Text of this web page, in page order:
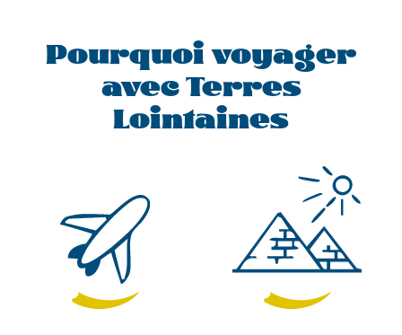
Pourquoi voyager
avec Terres
Lointaines